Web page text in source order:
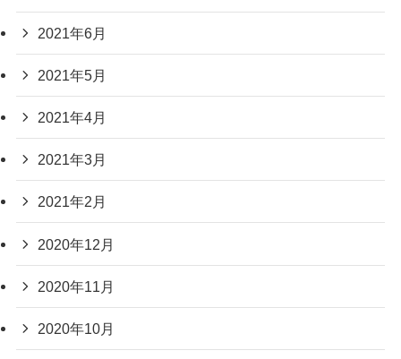
2021年6月
2021年5月
2021年4月
2021年3月
2021年2月
2020年12月
2020年11月
2020年10月